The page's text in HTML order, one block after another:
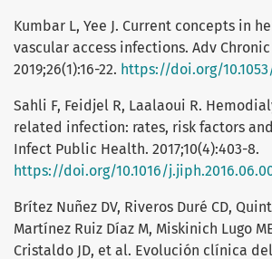
Kumbar L, Yee J. Current concepts in
vascular access infections. Adv
2019;26(1):16-22. https://doi.org/
Sahli F, Feidjel R, Laalaoui R.
related infection: rates, risk factors
Infect Public Health. 2017;10(4):403-8.
https://doi.org/10.1016/
Brítez Nuñez DV, Riveros Duré CD,
Martínez Ruiz Díaz M, Miskinich Lugo
Cristaldo JD, et al. Evolución clínica